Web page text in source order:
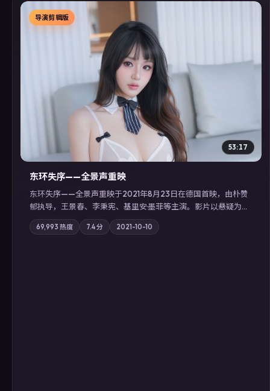
▶
导演剪辑版
53:17
东环失序——全景声重映
东环失序——全景声重映于2021年8月23日在德国首映，由朴赞
郁执导，王景春、李秉宪、基里安·墨菲等主演。影片以悬疑为叙
事主轴，科技与人性的边界在实验事故后逐渐模糊；摄影与配乐
强化地域气质；站内亦可通过「国产免费观看高清电视剧在线
69,993 热度 7.4分 2021-10-10